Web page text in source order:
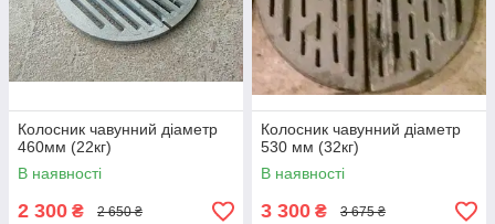
Колосник чавунний діаметр
460мм (22кг)
В наявності
2 300 ₴ 2 650 ₴
Колосник чавунний діаметр
530 мм (32кг)
В наявності
3 300 ₴ 3 675 ₴